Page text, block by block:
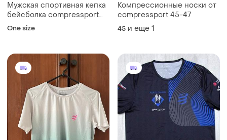
Мужская спортивная кепка
бейсболка compressport
one size
One size
Компрессионные носки от
compressport 45-47
45 и еще 1